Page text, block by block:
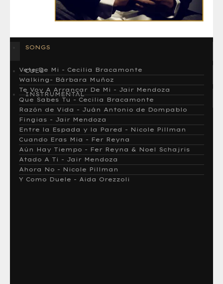
SONGS
CUES
INSTRUMENTAL
Vete De Mi - Cecilia Bracamonte
Walking- Bárbara Muñoz
Te Voy A Arrancar De Mi - Jair Mendoza
Que Sabes Tu - Cecilia Bracamonte
Razón de Vida - Juán Antonio de Dompablo
Fingias - Jair Mendoza
Entre la Espada y la Pared - Nicole Pillman
Cuando Eras Mia - Fer Reyna
Aún Hay Tiempo - Fer Reyna & Noel Schajris
Atado A Ti - Jair Mendoza
Ahora No - Nicole Pillman
Y Como Duele - Aida Orezzoli